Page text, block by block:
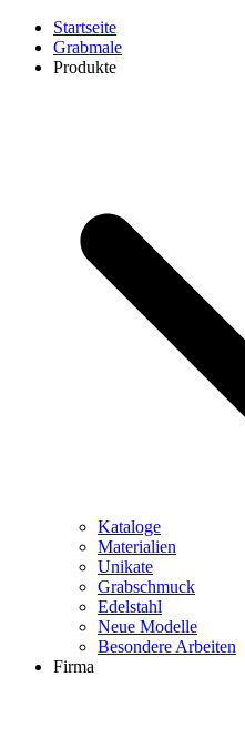
Startseite
Grabmale
Produkte
Kataloge
Materialien
Unikate
Grabschmuck
Edelstahl
Neue Modelle
Besondere Arbeiten
Firma